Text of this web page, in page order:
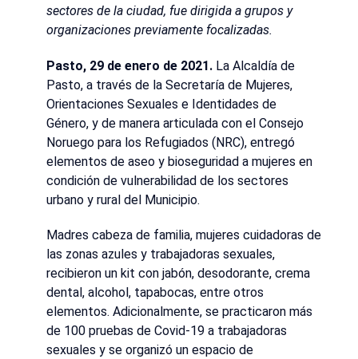
sectores de la ciudad, fue dirigida a grupos y
organizaciones previamente focalizadas.
Pasto, 29 de enero de 2021. La Alcaldía de
Pasto, a través de la Secretaría de Mujeres,
Orientaciones Sexuales e Identidades de
Género, y de manera articulada con el Consejo
Noruego para los Refugiados (NRC), entregó
elementos de aseo y bioseguridad a mujeres en
condición de vulnerabilidad de los sectores
urbano y rural del Municipio.
Madres cabeza de familia, mujeres cuidadoras de
las zonas azules y trabajadoras sexuales,
recibieron un kit con jabón, desodorante, crema
dental, alcohol, tapabocas, entre otros
elementos. Adicionalmente, se practicaron más
de 100 pruebas de Covid-19 a trabajadoras
sexuales y se organizó un espacio de